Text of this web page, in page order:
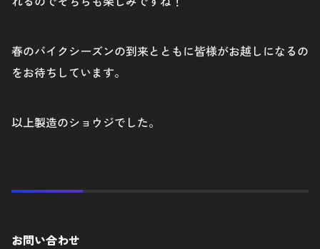
春のバイクシーズンの到来とともに皆様がお越しになるの
をお待ちしています。
以上製造のショウジでした。
お問い合わせ